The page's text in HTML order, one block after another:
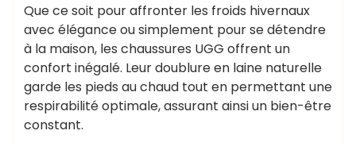
Que ce soit pour affronter les froids hivernaux
avec élégance ou simplement pour se détendre
à la maison, les chaussures UGG offrent un
confort inégalé. Leur doublure en laine naturelle
garde les pieds au chaud tout en permettant une
respirabilité optimale, assurant ainsi un bien-être
constant.